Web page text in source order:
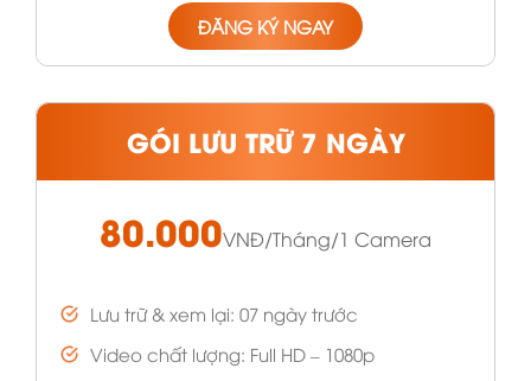
ĐĂNG KÝ NGAY
GÓI LƯU TRỮ 7 NGÀY
80.000VNĐ/Tháng/1 Camera
Lưu trữ & xem lại: 07 ngày trước
Video chất lượng: Full HD – 1080p